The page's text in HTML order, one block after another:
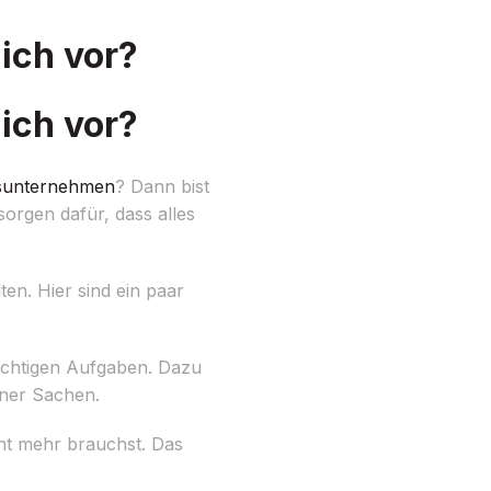
vor?
vor?
? Dann bist
dafür, dass alles
Hier sind ein paar
Aufgaben. Dazu
Sachen.
mehr brauchst. Das